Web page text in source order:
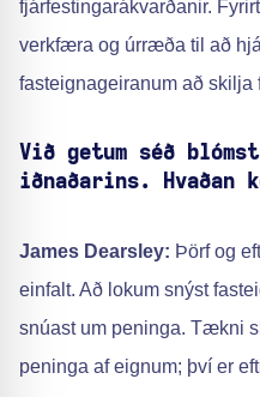
fjárfestingarákvarðanir.
verkfæra og úrræða til að
fasteignageiranum að skilja
Við getum séð
iðnaðarins. Hvaðan
James Dearsley: Þörf og
einfalt. Að lokum snýst
snúast um peninga. Tækni
peninga af eignum; því er